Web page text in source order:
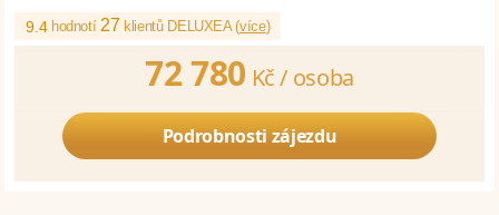
9.4 hodnotí27 klientů DELUXEA (více)
72 780 Kč / osoba
Podrobnosti zájezdu